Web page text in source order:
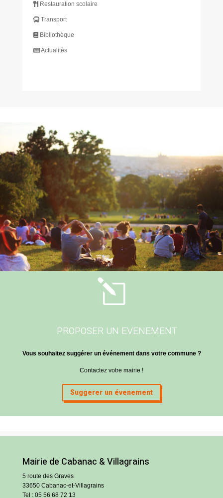
Restauration scolaire
Transport
Bibliothèque
Actualités
l
PROPOSER UN EVENEMENT
Vous souhaitez suggérer un événement dans votre commune ?
Contactez votre mairie !
Suggerer un évenement
Mairie de Cabanac & Villagrains
5 route des Graves
33650 Cabanac-et-Villagrains
Tel : 05 56 68 72 13